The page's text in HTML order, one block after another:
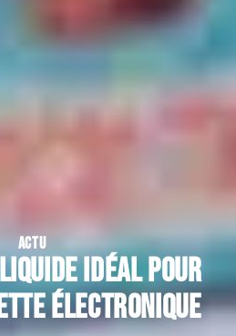
ACTU
idéal pour
électronique